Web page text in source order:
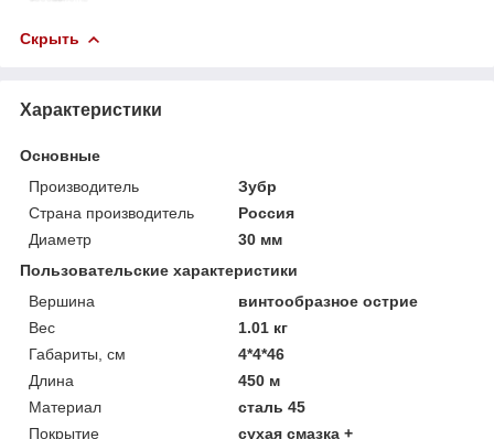
Скрыть
Характеристики
Основные
Производитель
Зубр
Страна производитель
Россия
Диаметр
30 мм
Пользовательские характеристики
Вершина
винтообразное острие
Вес
1.01 кг
Габариты, см
4*4*46
Длина
450 м
Материал
сталь 45
Покрытие
сухая смазка +